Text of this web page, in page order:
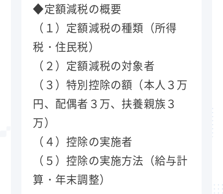
◆定額減税の概要
（１）定額減税の種類（所得
税・住民税）
（２）定額減税の対象者
（３）特別控除の額（本人３万
円、配偶者３万、扶養親族３
万）
（４）控除の実施者
（５）控除の実施方法（給与計
算・年末調整）